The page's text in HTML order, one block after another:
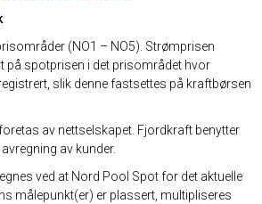
(NO1 – NO5). Strømprisen
på spotprisen i det prisområdet hvor
slik denne fastsettes på kraftbørsen
av nettselskapet. Fjordkraft benytter
av kunder.
ved at Nord Pool Spot for det aktuelle
målepunkt(er) er plassert, multipliseres